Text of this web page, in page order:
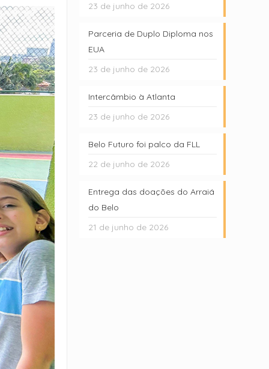
23 de junho de 2026
Parceria de Duplo Diploma nos
EUA
23 de junho de 2026
Intercâmbio à Atlanta
23 de junho de 2026
Belo Futuro foi palco da FLL
22 de junho de 2026
Entrega das doações do Arraiá
do Belo
21 de junho de 2026